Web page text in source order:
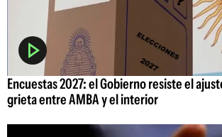
Encuestas 2027: el Gobierno resiste el
grieta entre AMBA y el interior